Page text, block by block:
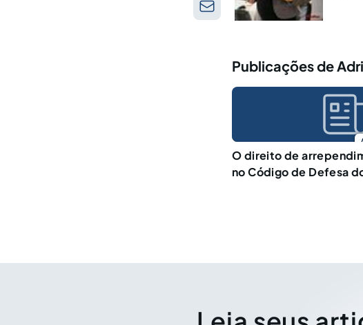
Publicações de
O direito de
no Código de Defesa